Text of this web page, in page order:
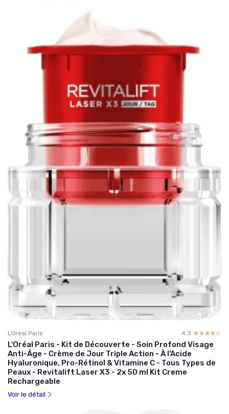
LOreal Paris 4.3 ☆☆☆☆☆
★★★★★
L'Oréal Paris - Kit de Découverte - Soin Profond Visage
Anti-Âge - Crème de Jour Triple Action - À l'Acide
Hyaluronique, Pro-Rétinol & Vitamine C - Tous Types de
Peaux - Revitalift Laser X3 - 2x 50 ml Kit Creme
Rechargeable
Voir le détail